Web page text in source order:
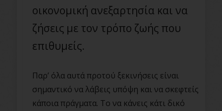
οικονομική ανεξαρτησία και να
ζήσεις με τον τρόπο ζωής που
επιθυμείς.
Παρ’ όλα αυτά προτού ξεκινήσεις είναι
σημαντικό να λάβεις υπόψη και να σκεφτείς
κάποια πράγματα. Το να κάνεις κάτι δικό